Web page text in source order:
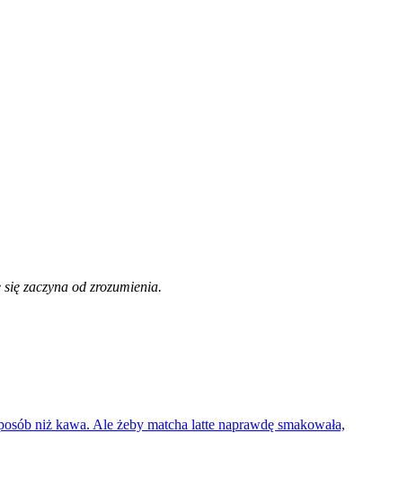
się zaczyna od zrozumienia.
niż kawa. Ale żeby matcha latte naprawdę smakowała,